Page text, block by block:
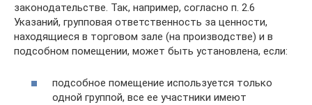
законодательстве. Так, например, согласно п. 2.6
Указаний, групповая ответственность за ценности,
находящиеся в торговом зале (на производстве) и в
подсобном помещении, может быть установлена, если:
подсобное помещение используется только
одной группой, все ее участники имеют